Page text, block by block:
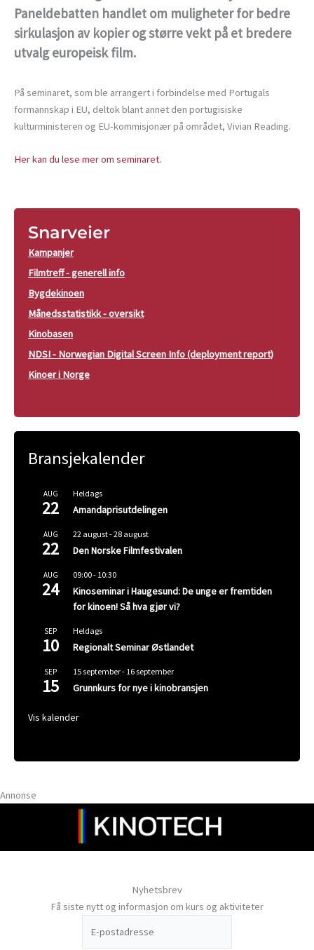
Paneldebatten handlet om muligheter for bedre
sirkulasjon av kopier og større vekt på et bredere
utvalg europeisk film.
På seminaret, som ble arrangert i forbindelse med Portugals
formannskap i EU, deltok blant annet den portugisiske
kulturministeren og EU-kommisjonær på området, Vivian Reading.
Her kan du lese mer om seminaret.
Snarveier
Kampanjer
Filmtreff - generell info
Bygdekinoen
Månedsstatistikk - oversikt
Kinobasen
NDSI - Norwegian Digital Screen Info (deployment report)
Kinoer i Norge
Bransjekalender
AUG
22
Heldags
Amandaprisutdelingen
AUG
22
22 august-28 august
Den Norske Filmfestivalen
AUG
24
09:00- 10:30
Kinoseminar i Haugesund: De unge er fremtiden
for kinoen! Så hva gjør vi?
SEP
10
Heldags
Regionalt Seminar Østlandet
SEP
15
15 september- 16 september
Grunnkurs for nye i kinobransjen
Vis kalender
Annonse
Nyhetsbrev
Få siste nytt og informasjon om kurs og aktiviteter